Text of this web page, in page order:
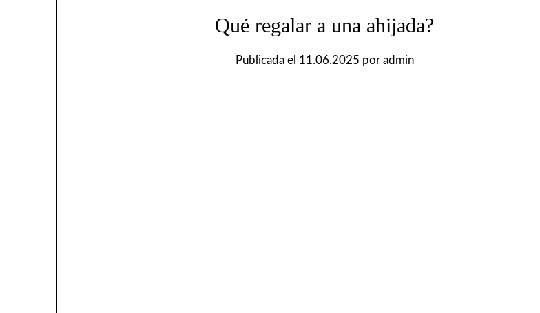
Qué regalar a una ahijada?
Publicada el 11.06.2025 por admin